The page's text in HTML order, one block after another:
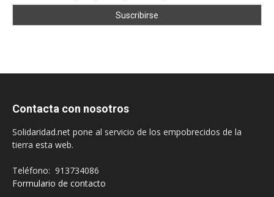
Contacta con nosotros
Solidaridad.net pone al servicio de los empobrecidos de la
tierra esta web.
Teléfono: 913734086
Formulario de contacto